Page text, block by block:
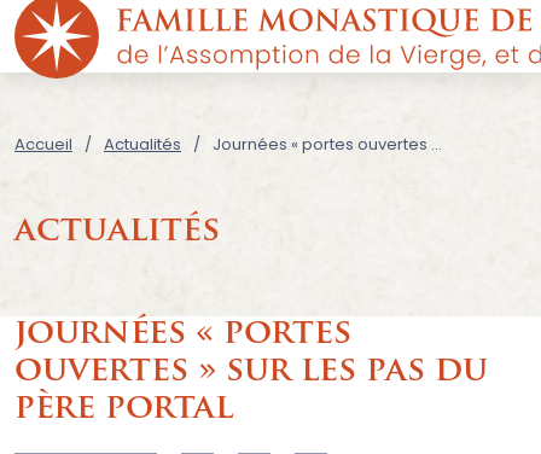
Accueil Actualités Journées « portes ouvertes » sur les pas du père Portal
actualités
journées « portes
ouvertes » sur les pas du
père portal